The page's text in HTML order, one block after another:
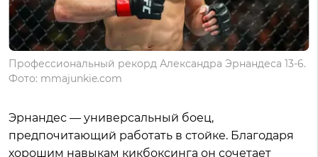
Профессиональный рекорд Александра Эрнандеса 13-6.
Фото: mmajunkie.com
Эрнандес — универсальный боец,
предпочитающий работать в стойке. Благодаря
хорошим навыкам кикбоксинга он сочетает